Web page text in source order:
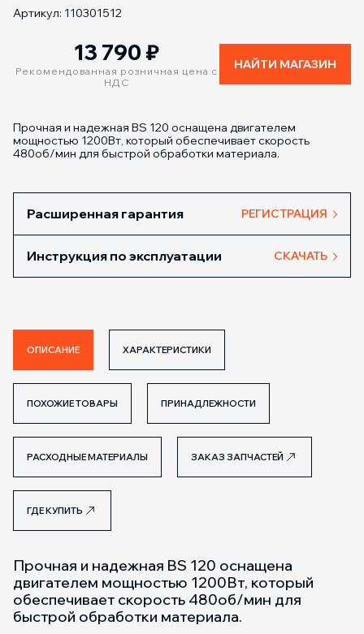
Артикул: 110301512
13 790 ₽
Рекомендованная розничная цена с
НДС
НАЙТИ МАГАЗИН
Прочная и надежная BS 120 оснащена двигателем
мощностью 1200Вт, который обеспечивает скорость
480об/мин для быстрой обработки материала.
Расширенная гарантия РЕГИСТРАЦИЯ
Инструкция по эксплуатации СКАЧАТЬ
ОПИСАНИЕ ХАРАКТЕРИСТИКИ
ПОХОЖИЕ ТОВАРЫ ПРИНАДЛЕЖНОСТИ
РАСХОДНЫЕ МАТЕРИАЛЫ ЗАКАЗ ЗАПЧАСТЕЙ
ГДЕ КУПИТЬ
Прочная и надежная BS 120 оснащена
двигателем мощностью 1200Вт, который
обеспечивает скорость 480об/мин для
быстрой обработки материала.